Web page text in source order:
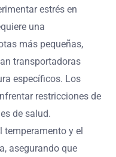
estrés en
una
más pequeñas,
transportadoras
específicos. Los
restricciones de
de salud.
y el
asegurando que